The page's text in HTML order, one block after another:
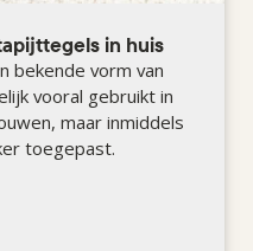
in huis
bekende vorm van
vooral gebruikt in
maar inmiddels
toegepast.